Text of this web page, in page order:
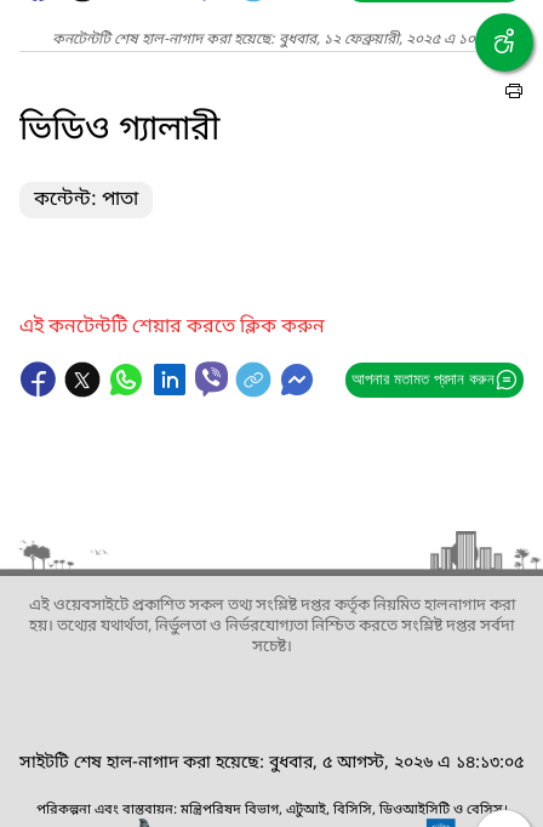
কনটেন্টটি শেষ হাল-নাগাদ করা হয়েছে: বুধবার, ১২ ফেব্রুয়ারী, ২০২৫ এ ১০:১৭ PM
ভিডিও গ্যালারী
কন্টেন্ট: পাতা
এই কনটেন্টটি শেয়ার করতে ক্লিক করুন
আপনার মতামত প্রদান করুন
এই ওয়েবসাইটে প্রকাশিত সকল তথ্য সংশ্লিষ্ট দপ্তর কর্তৃক নিয়মিত হালনাগাদ করা
হয়। তথ্যের যথার্থতা, নির্ভুলতা ও নির্ভরযোগ্যতা নিশ্চিত করতে সংশ্লিষ্ট দপ্তর সর্বদা
সচেষ্ট।
সাইটটি শেষ হাল-নাগাদ করা হয়েছে: বুধবার, ৫ আগস্ট, ২০২৬ এ ১৪:১৩:০৫
পরিকল্পনা এবং বাস্তবায়ন: মন্ত্রিপরিষদ বিভাগ, এটুআই, বিসিসি, ডিওআইসিটি ও বেসিস।